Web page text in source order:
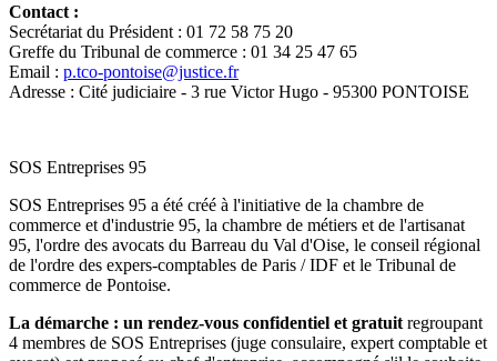
Contact :
Secrétariat du Président : 01 72 58 75 20
Greffe du Tribunal de commerce : 01 34 25 47 65
Email : p.tco-pontoise@justice.fr
Adresse : Cité judiciaire - 3 rue Victor Hugo - 95300 PONTOISE
SOS Entreprises 95
SOS Entreprises 95 a été créé à l'initiative de la chambre de
commerce et d'industrie 95, la chambre de métiers et de l'artisanat
95, l'ordre des avocats du Barreau du Val d'Oise, le conseil régional
de l'ordre des expers-comptables de Paris / IDF et le Tribunal de
commerce de Pontoise.
La démarche : un rendez-vous confidentiel et gratuit regroupant
4 membres de SOS Entreprises (juge consulaire, expert comptable et